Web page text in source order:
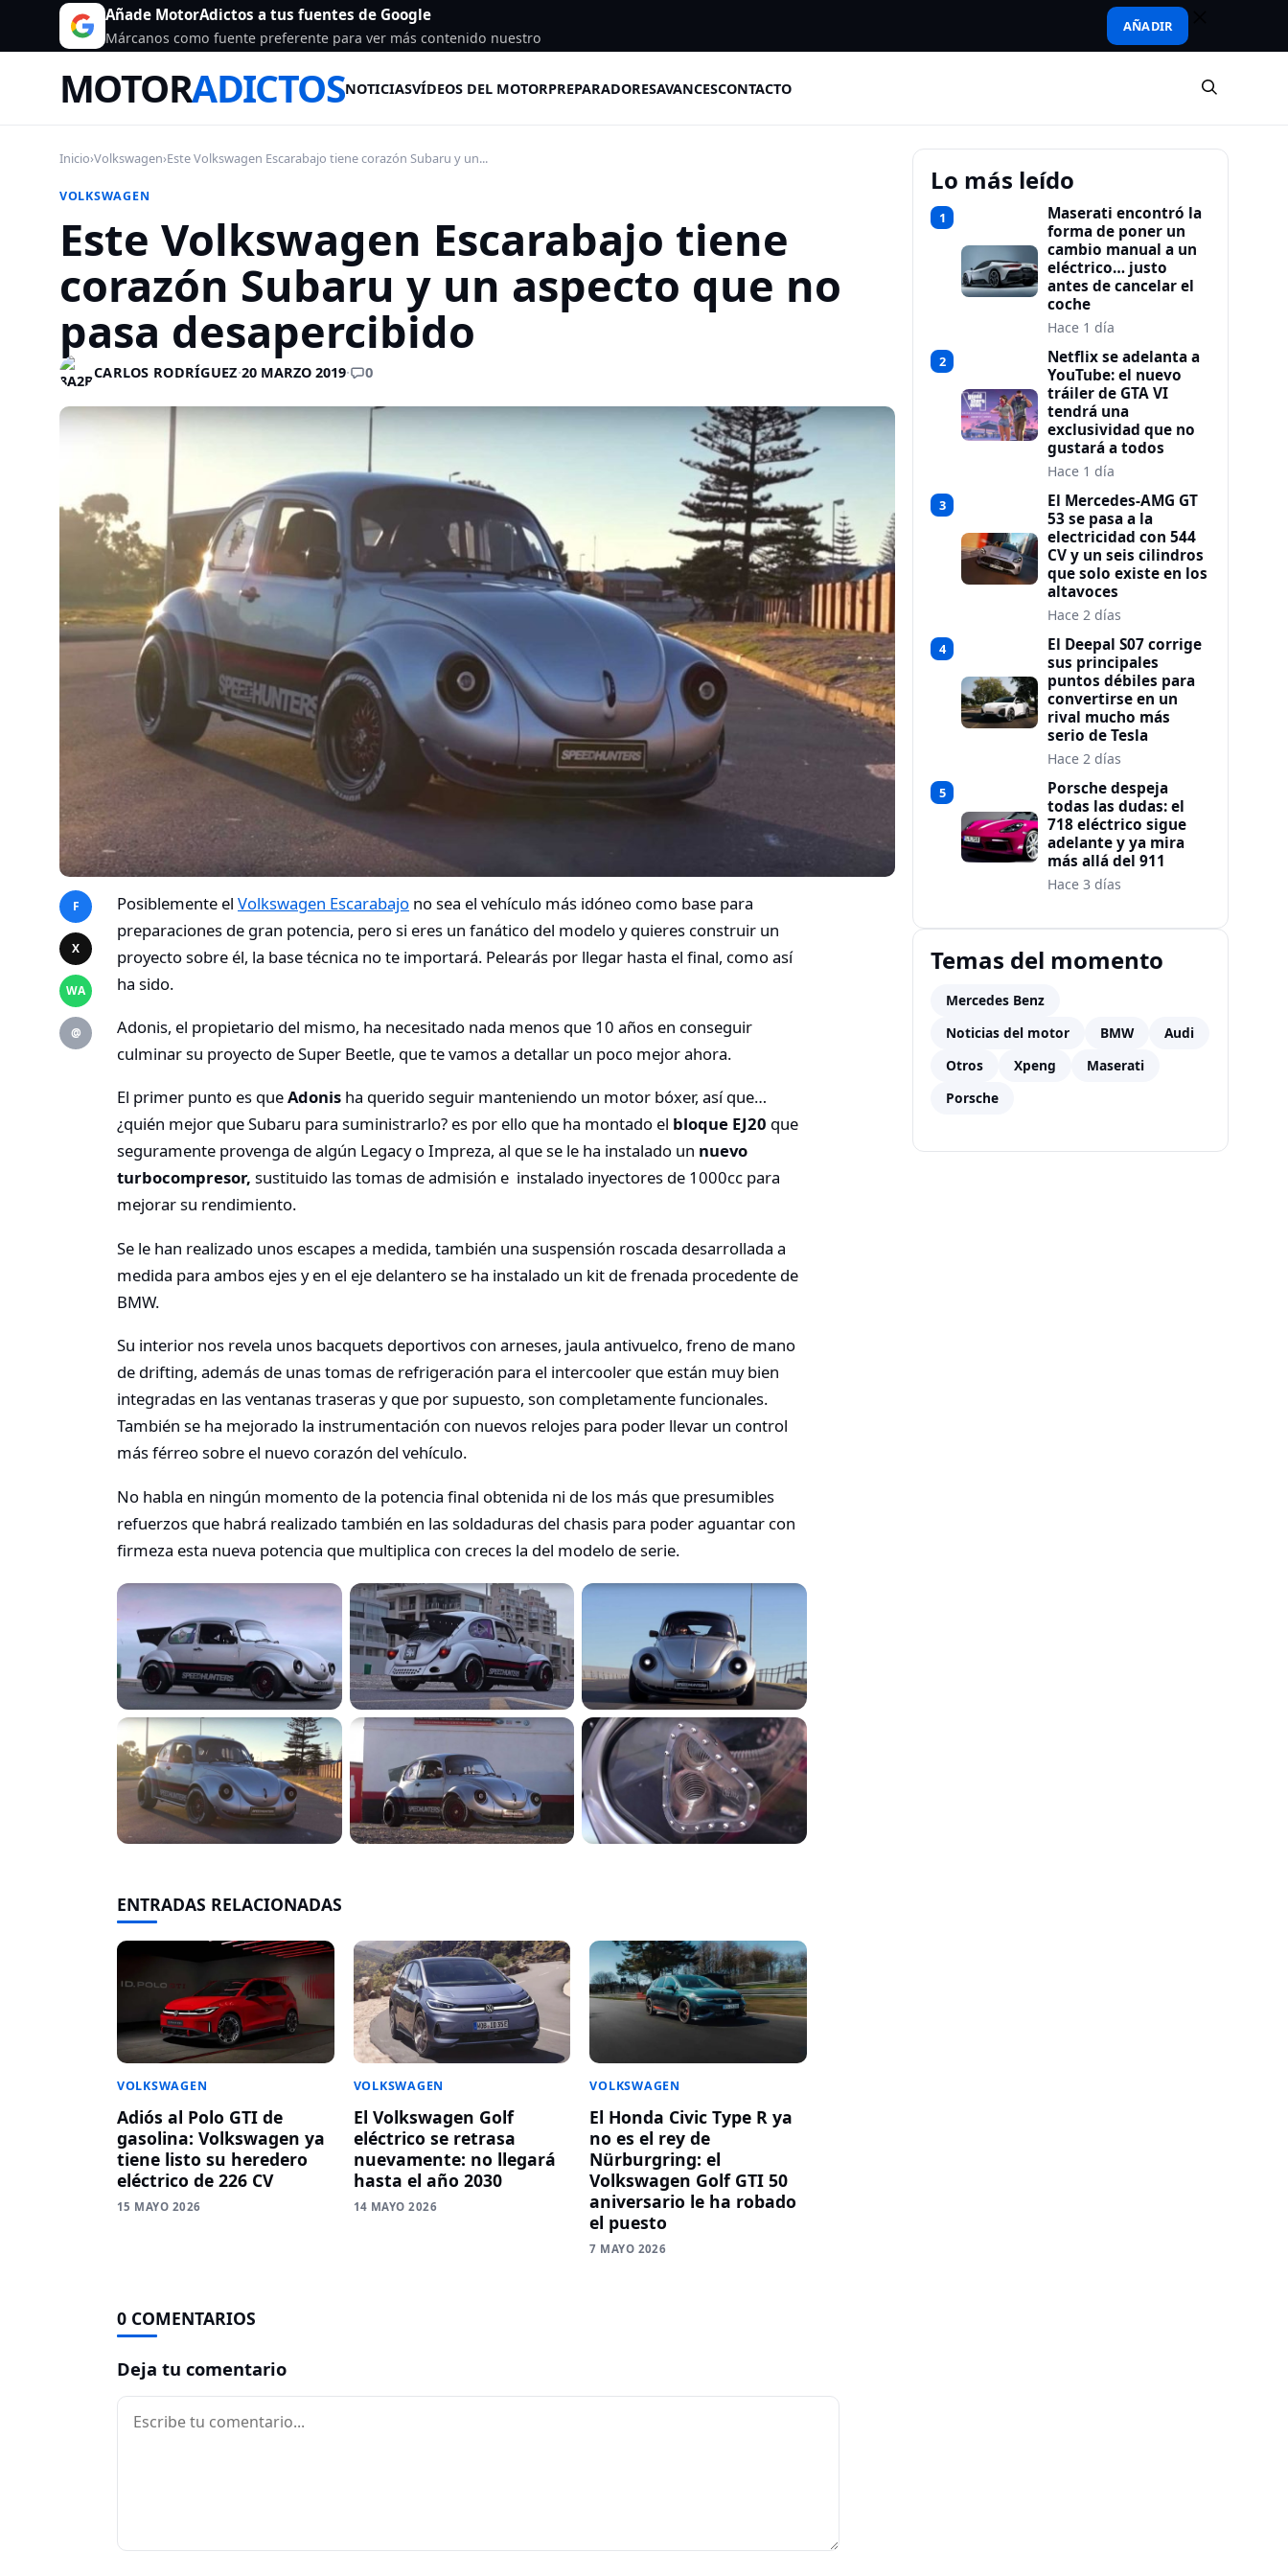
Añade MotorAdictos a tus fuentes de Google
Márcanos como fuente preferente para ver más contenido nuestro
AÑADIR
MOTORADICTOSNOTICIASVÍDEOS DEL MOTORPREPARADORESAVANCESCONTACTO
Inicio›Volkswagen›Este Volkswagen Escarabajo tiene corazón Subaru y un...
VOLKSWAGEN
Este Volkswagen Escarabajo tiene
corazón Subaru y un aspecto que no
pasa desapercibido
CARLOS RODRÍGUEZ·20 MARZO 2019· 0
F
X
WA
@
Posiblemente el Volkswagen Escarabajo no sea el vehículo más idóneo como base para
preparaciones de gran potencia, pero si eres un fanático del modelo y quieres construir un
proyecto sobre él, la base técnica no te importará. Pelearás por llegar hasta el final, como así
ha sido.
Adonis, el propietario del mismo, ha necesitado nada menos que 10 años en conseguir
culminar su proyecto de Super Beetle, que te vamos a detallar un poco mejor ahora.
El primer punto es queAdonis ha querido seguir manteniendo un motor bóxer, así que…
¿quién mejor que Subaru para suministrarlo? es por ello que ha montado el bloque EJ20 que
seguramente provenga de algún Legacy o Impreza, al que se le ha instalado un nuevo
turbocompresor, sustituido las tomas de admisión e instalado inyectores de 1000cc para
mejorar su rendimiento.
Se le han realizado unos escapes a medida, también una suspensión roscada desarrollada a
medida para ambos ejes y en el eje delantero se ha instalado un kit de frenada procedente de
BMW.
Su interior nos revela unos bacquets deportivos con arneses, jaula antivuelco, freno de mano
de drifting, además de unas tomas de refrigeración para el intercooler que están muy bien
integradas en las ventanas traseras y que por supuesto, son completamente funcionales.
También se ha mejorado la instrumentación con nuevos relojes para poder llevar un control
más férreo sobre el nuevo corazón del vehículo.
No habla en ningún momento de la potencia final obtenida ni de los más que presumibles
refuerzos que habrá realizado también en las soldaduras del chasis para poder aguantar con
firmeza esta nueva potencia que multiplica con creces la del modelo de serie.
ENTRADAS RELACIONADAS
VOLKSWAGEN
Adiós al Polo GTI de
gasolina: Volkswagen ya
tiene listo su heredero
eléctrico de 226 CV
15 MAYO 2026
VOLKSWAGEN
El Volkswagen Golf
eléctrico se retrasa
nuevamente: no llegará
hasta el año 2030
14 MAYO 2026
VOLKSWAGEN
El Honda Civic Type R ya
no es el rey de
Nürburgring: el
Volkswagen Golf GTI 50
aniversario le ha robado
el puesto
7 MAYO 2026
0 COMENTARIOS
Deja tu comentario
Comentario
Lo más leído
1
Maserati encontró la
forma de poner un
cambio manual a un
eléctrico… justo
antes de cancelar el
coche
Hace 1 día
2
Netflix se adelanta a
YouTube: el nuevo
tráiler de GTA VI
tendrá una
exclusividad que no
gustará a todos
Hace 1 día
3
El Mercedes-AMG GT
53 se pasa a la
electricidad con 544
CV y un seis cilindros
que solo existe en los
altavoces
Hace 2 días
4
El Deepal S07 corrige
sus principales
puntos débiles para
convertirse en un
rival mucho más
serio de Tesla
Hace 2 días
5
Porsche despeja
todas las dudas: el
718 eléctrico sigue
adelante y ya mira
más allá del 911
Hace 3 días
Temas del momento
Mercedes Benz
Noticias del motor
BMW
Audi
Otros
Xpeng
Maserati
Porsche